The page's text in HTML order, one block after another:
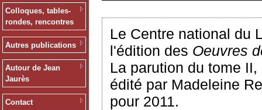
Colloques, tables-
rondes, rencontres
Autres publications
Autour de Jean
Jaurès
Contact
Le Centre national du
l'édition des Oeuvres
La parution du tome II,
édité par Madeleine
pour 2011.